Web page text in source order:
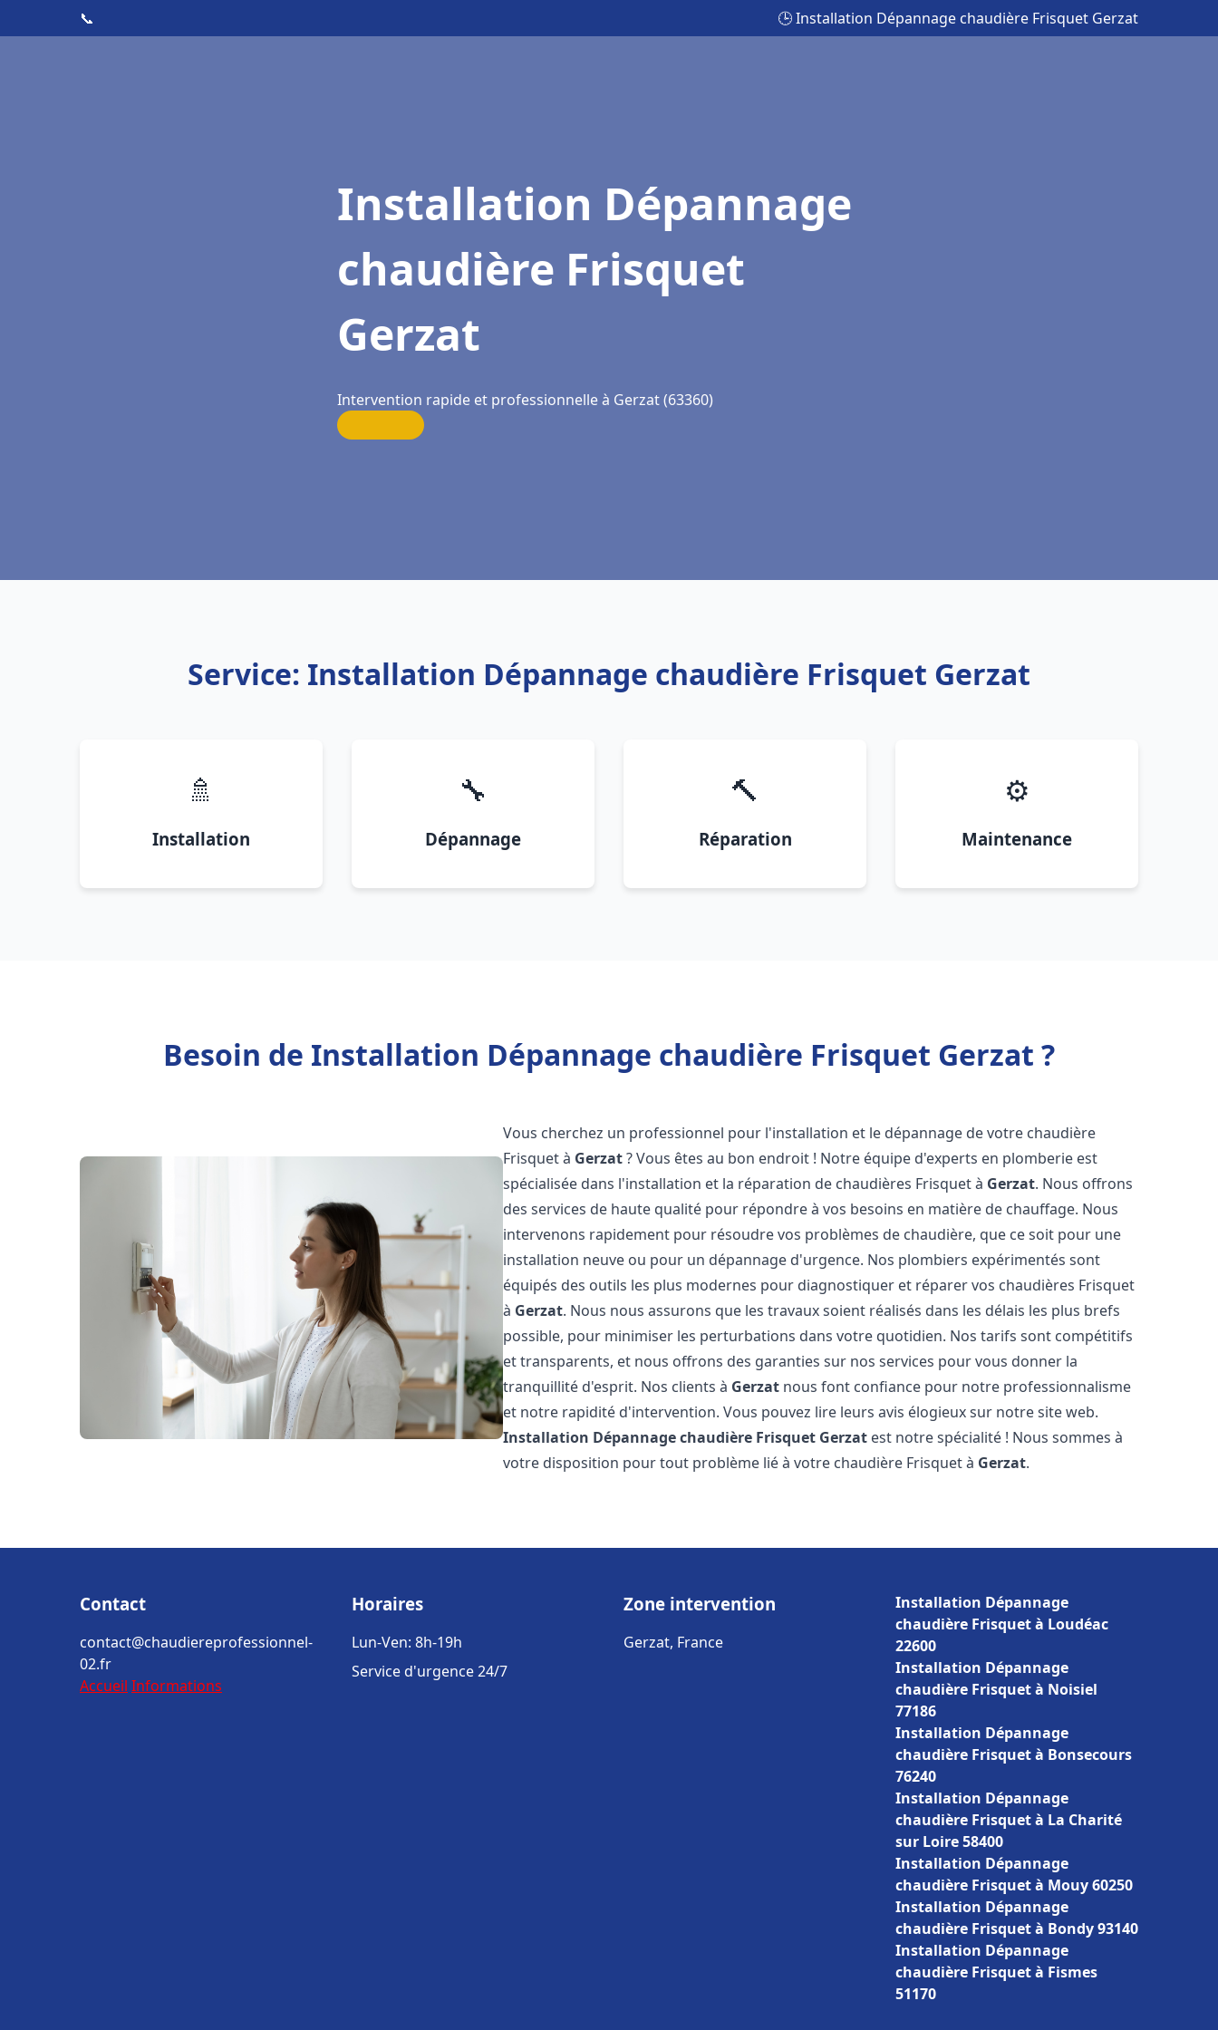
📞 🕒 Installation Dépannage chaudière Frisquet Gerzat
Installation Dépannage
chaudière Frisquet
Gerzat
Intervention rapide et professionnelle à Gerzat (63360)
Service: Installation Dépannage chaudière Frisquet Gerzat
🚿
Installation
🔧
Dépannage
🔨
Réparation
⚙️
Maintenance
Besoin de Installation Dépannage chaudière Frisquet Gerzat ?
Vous cherchez un professionnel pour l'installation et le dépannage de votre chaudière
Frisquet à Gerzat? Vous êtes au bon endroit ! Notre équipe d'experts en plomberie est
spécialisée dans l'installation et la réparation de chaudières Frisquet à Gerzat. Nous offrons
des services de haute qualité pour répondre à vos besoins en matière de chauffage. Nous
intervenons rapidement pour résoudre vos problèmes de chaudière, que ce soit pour une
installation neuve ou pour un dépannage d'urgence. Nos plombiers expérimentés sont
équipés des outils les plus modernes pour diagnostiquer et réparer vos chaudières Frisquet
à Gerzat. Nous nous assurons que les travaux soient réalisés dans les délais les plus brefs
possible, pour minimiser les perturbations dans votre quotidien. Nos tarifs sont compétitifs
et transparents, et nous offrons des garanties sur nos services pour vous donner la
tranquillité d'esprit. Nos clients à Gerzat nous font confiance pour notre professionnalisme
et notre rapidité d'intervention. Vous pouvez lire leurs avis élogieux sur notre site web.
Installation Dépannage chaudière Frisquet Gerzat est notre spécialité ! Nous sommes à
votre disposition pour tout problème lié à votre chaudière Frisquet à Gerzat.
Contact
contact@chaudiereprofessionnel-
02.fr
Accueil Informations
Horaires
Lun-Ven: 8h-19h
Service d'urgence 24/7
Zone intervention
Gerzat, France
Installation Dépannage
chaudière Frisquet à Loudéac
22600
Installation Dépannage
chaudière Frisquet à Noisiel
77186
Installation Dépannage
chaudière Frisquet à Bonsecours
76240
Installation Dépannage
chaudière Frisquet à La Charité
sur Loire 58400
Installation Dépannage
chaudière Frisquet à Mouy 60250
Installation Dépannage
chaudière Frisquet à Bondy 93140
Installation Dépannage
chaudière Frisquet à Fismes
51170